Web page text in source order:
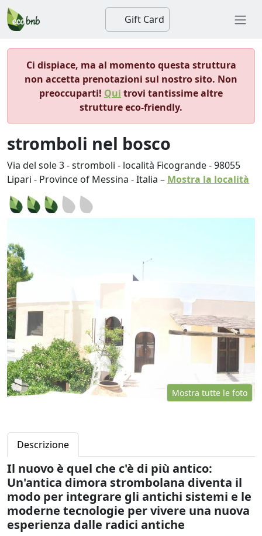
Gift Card
Ci dispiace, ma al momento questa struttura
non accetta prenotazioni sul nostro sito. Non
preoccuparti! Qui trovi tantissime altre
strutture eco-friendly.
stromboli nel bosco
Via del sole 3 - stromboli - località Ficogrande-98055
Lipari - Province of Messina -Italia – Mostra la località
Mostra tutte le foto
Descrizione
Il nuovo è quel che c'è di più antico:
Un'antica dimora strombolana diventa il
modo per integrare gli antichi sistemi e le
moderne tecnologie per vivere una nuova
esperienza dalle radici antiche